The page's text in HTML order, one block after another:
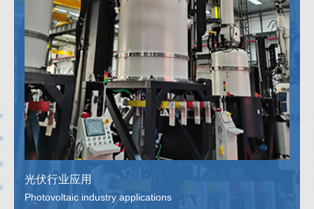
光伏行业应用
Photovoltaic industry applications